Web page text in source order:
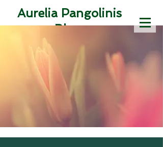
Aurelia Pangolinis
Blog
Texte aus der
Zeitmaschine des
Jetzt
Susanne Magdalena Karr